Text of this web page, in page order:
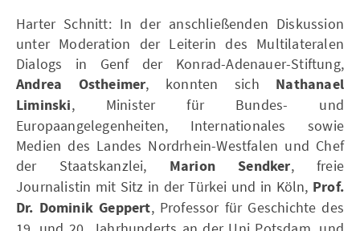
Harter Schnitt: In der anschließenden Diskussion
unter Moderation der Leiterin des Multilateralen
Dialogs in Genf der Konrad-Adenauer-Stiftung,
Andrea Ostheimer, konnten sich Nathanael
Liminski, Minister für Bundes- und
Europaangelegenheiten, Internationales sowie
Medien des Landes Nordrhein-Westfalen und Chef
der Staatskanzlei, Marion Sendker, freie
Journalistin mit Sitz in der Türkei und in Köln, Prof.
Dr. Dominik Geppert, Professor für Geschichte des